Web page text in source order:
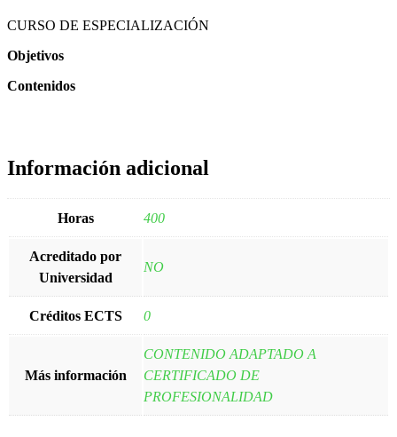
CURSO DE ESPECIALIZACIÓN
Objetivos
Contenidos
Información adicional
Horas 400
Acreditado por
Universidad
NO
Créditos ECTS 0
Más información
CONTENIDO ADAPTADO A
CERTIFICADO DE
PROFESIONALIDAD